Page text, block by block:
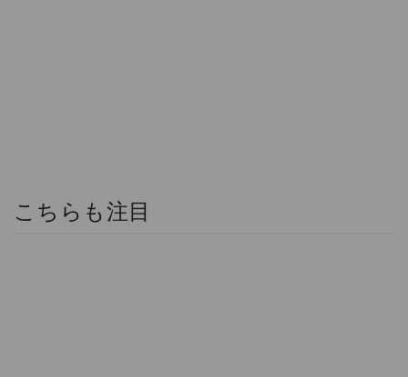
こちらも注目